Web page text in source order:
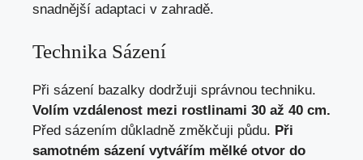
snadnější adaptaci v zahradě.
Technika Sázení
Při sázení bazalky dodržuji správnou techniku.
Volím vzdálenost mezi rostlinami 30 až 40 cm.
Před sázením důkladně změkčuji půdu. Při
samotném sázení vytvářím mělké otvor do